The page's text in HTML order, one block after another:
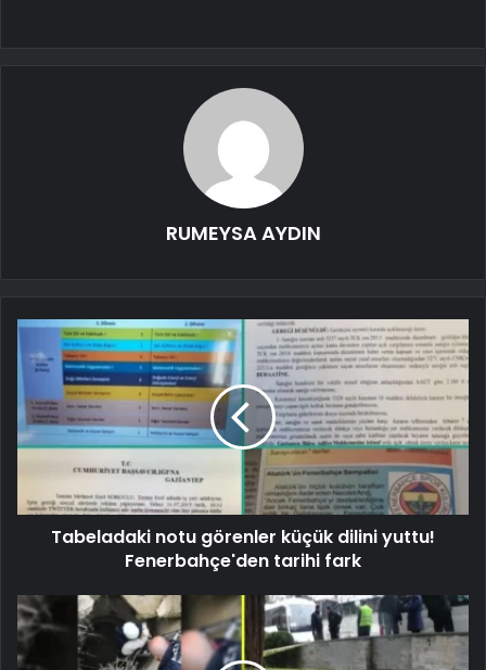
RUMEYSA AYDIN
Tabeladaki notu görenler küçük dilini yuttu!
Fenerbahçe'den tarihi fark